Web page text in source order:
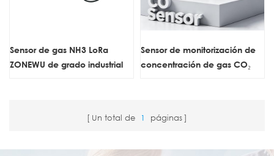
Sensor de gas NH3 LoRa
ZONEWU de grado industrial
Sensor de monitorización de
concentración de gas CO₂
Un total de 1 páginas